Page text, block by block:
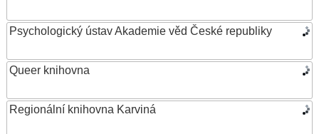
Psychologický ústav Akademie věd České republiky
Queer knihovna
Regionální knihovna Karviná